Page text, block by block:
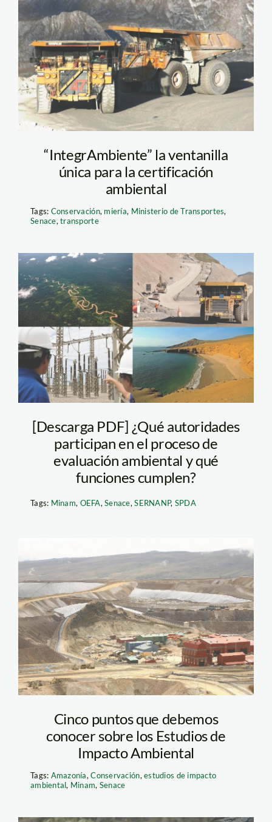
minería – agencia
andina
“IntegrAmbiente” la ventanilla
única para la certificación
ambiental
Tags: Conservación, miería, Ministerio de Transportes,
Senace,transporte
entidades
ambientales – andina
[Descarga PDF] ¿Qué autoridades
participan en el proceso de
evaluación ambiental y qué
funciones cumplen?
Tags: Minam, OEFA,Senace,SERNANP, SPDA
EIA 5 – Andina
Cinco puntos que debemos
conocer sobre los Estudios de
Impacto Ambiental
Tags: Amazonía,Conservación,estudios de impacto
ambiental, Minam, Senace